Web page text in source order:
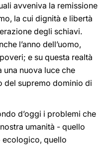
avveniva la remissione
la cui dignità e libertà
degli schiavi.
l’anno dell’uomo,
e su questa realtà
una nuova luce che
del supremo dominio di
d’oggi i problemi che
umanità - quello
ecologico, quello